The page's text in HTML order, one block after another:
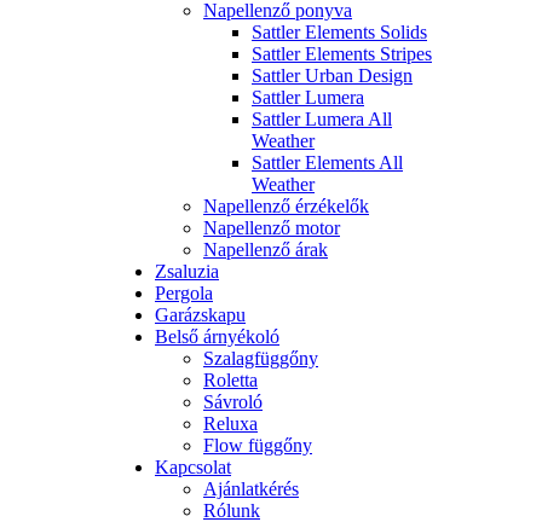
Napellenző ponyva
Sattler Elements Solids
Sattler Elements Stripes
Sattler Urban Design
Sattler Lumera
Sattler Lumera All
Weather
Sattler Elements All
Weather
Napellenző érzékelők
Napellenző motor
Napellenző árak
Zsaluzia
Pergola
Garázskapu
Belső árnyékoló
Szalagfüggőny
Roletta
Sávroló
Reluxa
Flow függőny
Kapcsolat
Ajánlatkérés
Rólunk